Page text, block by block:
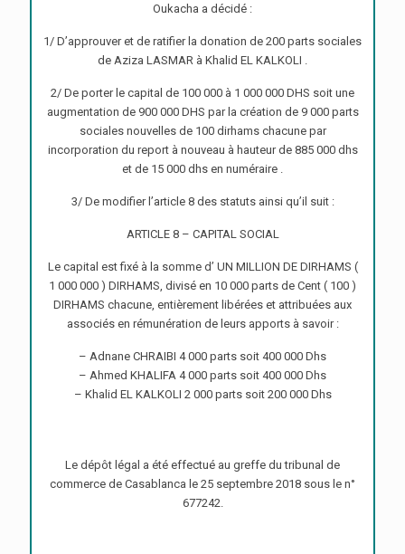
Oukacha a décidé :
1/ D’approuver et de ratifier la donation de 200 parts sociales
de Aziza LASMAR à Khalid EL KALKOLI .
2/ De porter le capital de 100 000 à 1 000 000 DHS soit une
augmentation de 900 000 DHS par la création de 9 000 parts
sociales nouvelles de 100 dirhams chacune par
incorporation du report à nouveau à hauteur de 885 000 dhs
et de 15 000 dhs en numéraire .
3/ De modifier l’article 8 des statuts ainsi qu’il suit :
ARTICLE 8 – CAPITAL SOCIAL
Le capital est fixé à la somme d’ UN MILLION DE DIRHAMS (
1 000 000 ) DIRHAMS, divisé en 10 000 parts de Cent ( 100 )
DIRHAMS chacune, entièrement libérées et attribuées aux
associés en rémunération de leurs apports à savoir :
– Adnane CHRAIBI 4 000 parts soit 400 000 Dhs
– Ahmed KHALIFA 4 000 parts soit 400 000 Dhs
– Khalid EL KALKOLI 2 000 parts soit 200 000 Dhs
Le dépôt légal a été effectué au greffe du tribunal de
commerce de Casablanca le 25 septembre 2018 sous le n°
677242.